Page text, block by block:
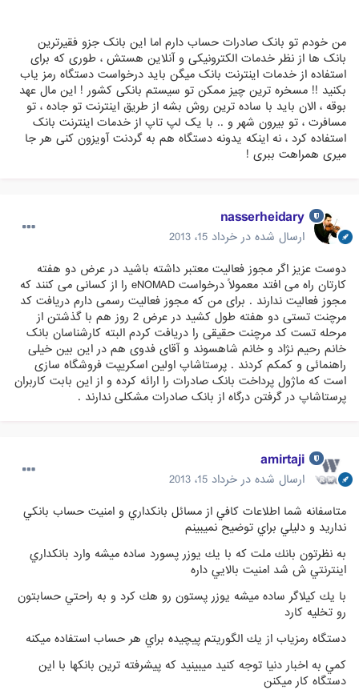
من خودم تو بانک صادرات حساب دارم اما این بانک جزو فقیرترین
بانک ها از نظر خدمات الکترونیکی و آنلاین هستش ، طوری که برای
استفاده از خدمات اینترنت بانک میگن باید درخواست دستگاه رمز ياب
بکنید !! مسخره ترین چیز ممکن تو سیستم بانکی کشور ! این مال عهد
بوقه ، الان باید با ساده ترین روش بشه از طریق اینترنت تو جاده ، تو
مسافرت ، تو بیرون شهر و .. با یک لپ تاپ از خدمات اینترنت بانک
استفاده کرد ، نه اینکه یدونه دستگاه هم به گردنت آویزون کنی هر جا
میری همراهت ببری !
nasserheidary
ارسال شده در خرداد 15، 2013
دوست عزیز اگر مجوز فعالیت معتبر داشته باشید در عرض دو هفته
کارتان راه می افتد معمولاً درخواست eNOMAD را از کسانی می کنند که
مجوز فعالیت ندارند . برای من که مجوز فعالیت رسمی دارم دریافت کد
مرچنت تستی دو هفته طول کشید در عرض 2 روز هم با گذشتن از
مرحله تست کد مرچنت حقیقی را دریافت کردم البته کارشناسان بانک
خانم رحیم نژاد و خانم شاهسوند و آقای فدوی هم در این بین خیلی
راهنمائی و کمکم کردند . پرستاشاپ اولین اسکریپت فروشگاه سازی
است که ماژول پرداخت بانک صادرات را ارائه کرده و از این بابت کاربران
پرستاشاپ در گرفتن درگاه از بانک صادرات مشکلی ندارند .
amirtaji
ارسال شده در خرداد 15، 2013
متاسفانه شما اطلاعات كافي از مسائل بانكداري و امنيت حساب بانكي
نداريد و دليلي براي توضيح نميبينم
به نظرتون بانك ملت كه با يك يوزر پسورد ساده ميشه وارد بانكداري
اينترنتي ش شد امنيت بالايي داره
با يك كيلاگر ساده ميشه يوزر پستون رو هك كرد و به راحتي حسابتون
رو تخليه كارد
دستگاه رمزياب از يك الگوريتم پيچيده براي هر حساب استفاده ميكنه
كمي به اخبار دنيا توجه كنيد ميبينيد كه پيشرفته ترين بانكها با اين
دستگاه كار ميكنن